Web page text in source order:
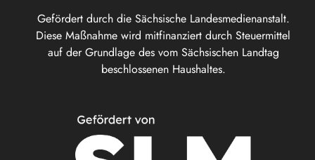
Gefördert durch die Sächsische Landesmedienanstalt.
Diese Maßnahme wird mitfinanziert durch Steuermittel
auf der Grundlage des vom Sächsischen Landtag
beschlossenen Haushaltes.